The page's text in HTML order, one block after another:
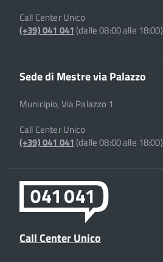
Call Center Unico
(+39) 041 041(dalle 08:00 alle 18:00)
Sede di Mestre via Palazzo
Municipio, Via Palazzo 1
Call Center Unico
(+39) 041 041(dalle 08:00 alle 18:00)
Call Center Unico